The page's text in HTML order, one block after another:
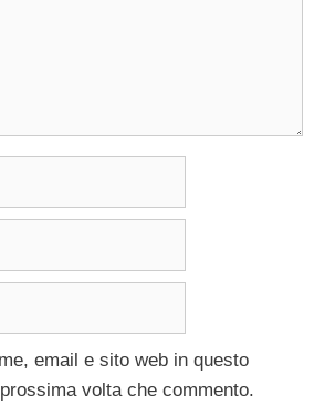
email e sito web in questo
volta che commento.